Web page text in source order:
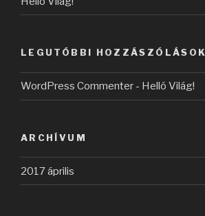
LEGUTÓBBI HOZZÁSZÓLÁSOK
WordPress Commenter - Helló Világ!
ARCHÍVUM
2017 április